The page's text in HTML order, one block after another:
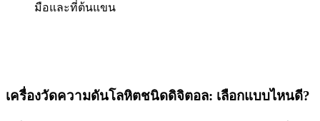
มือและที่ต้นแขน
เครื่องวัดความดันโลหิตชนิดดิจิตอล: เลือกแบบไหนดี?